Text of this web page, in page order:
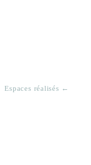
Espaces réalisés ←